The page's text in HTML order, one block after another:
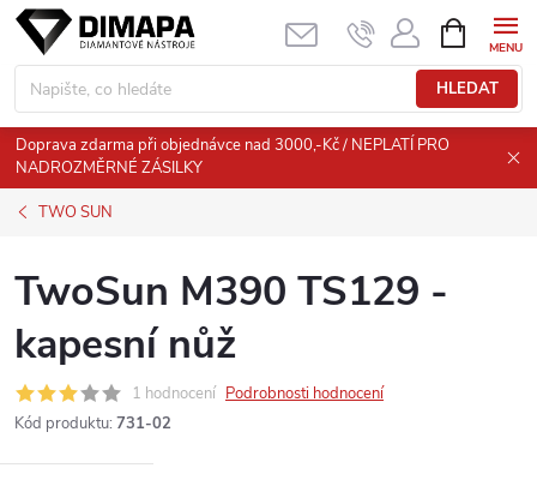
Přejít
obsah
HLEDAT
NÁKUPNÍ
KOŠÍK
Doprava zdarma při objednávce nad 3000,-Kč / NEPLATÍ PRO
NADROZMĚRNÉ ZÁSILKY
TWO SUN
TwoSun M390 TS129 -
kapesní nůž
1 hodnocení Podrobnosti hodnocení
Kód produktu: 731-02